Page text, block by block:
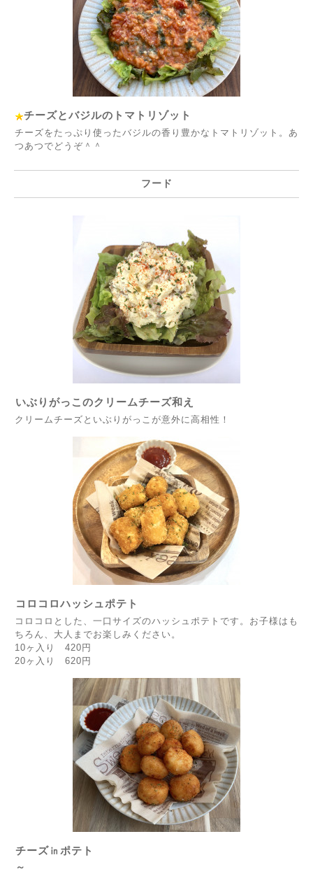
チーズとバジルのトマトリゾット
チーズをたっぷり使ったバジルの香り豊かなトマトリゾット。あ
つあつでどうぞ＾＾
フード
いぶりがっこのクリームチーズ和え
クリームチーズといぶりがっこが意外に高相性！
コロコロハッシュポテト
コロコロとした、一口サイズのハッシュポテトです。お子様はも
ちろん、大人までお楽しみください。
10ヶ入り 420円
20ヶ入り 620円
チーズ㏌ポテト
～